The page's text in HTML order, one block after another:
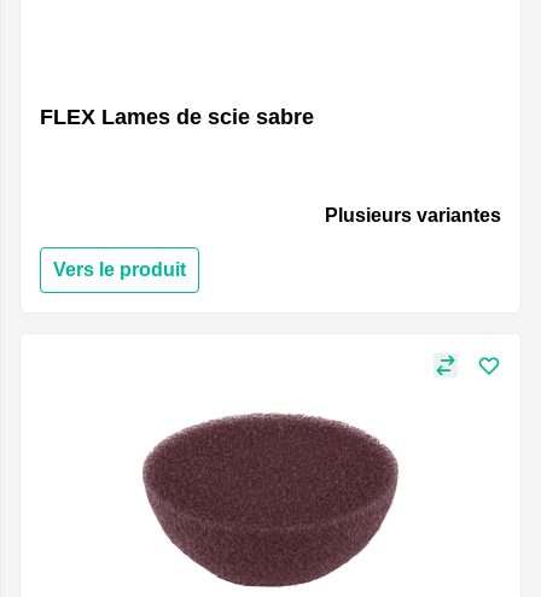
FLEX Lames de scie sabre
Plusieurs variantes
Vers le produit